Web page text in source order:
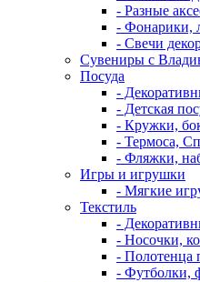
- Разные
- Фонарики,
- Свечи
Сувениры с
Посуда
-
- Детская
- Кружки,
- Термоса,
- Фляжки,
Игры и игрушки
- Мягкие
Текстиль
-
- Носочки,
- Полотенца
- Футболки,